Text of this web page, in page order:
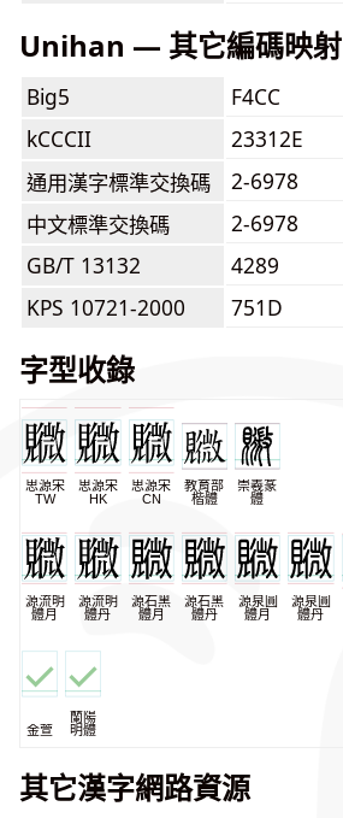
Unihan — 其它編碼映射
Big5
F4CC
kCCCII
23312E
通用漢字標準交換碼
2-6978
中文標準交換碼
2-6978
GB/T 13132
4289
KPS 10721-2000
751D
字型收錄
思源宋
TW
思源宋
HK
思源宋
CN
教育部
楷體
崇羲篆
體
源流明
體月
源流明
體丹
源石黑
體月
源石黑
體丹
源泉圓
體月
源泉圓
體丹
金萱
蘭陽
明體
其它漢字網路資源